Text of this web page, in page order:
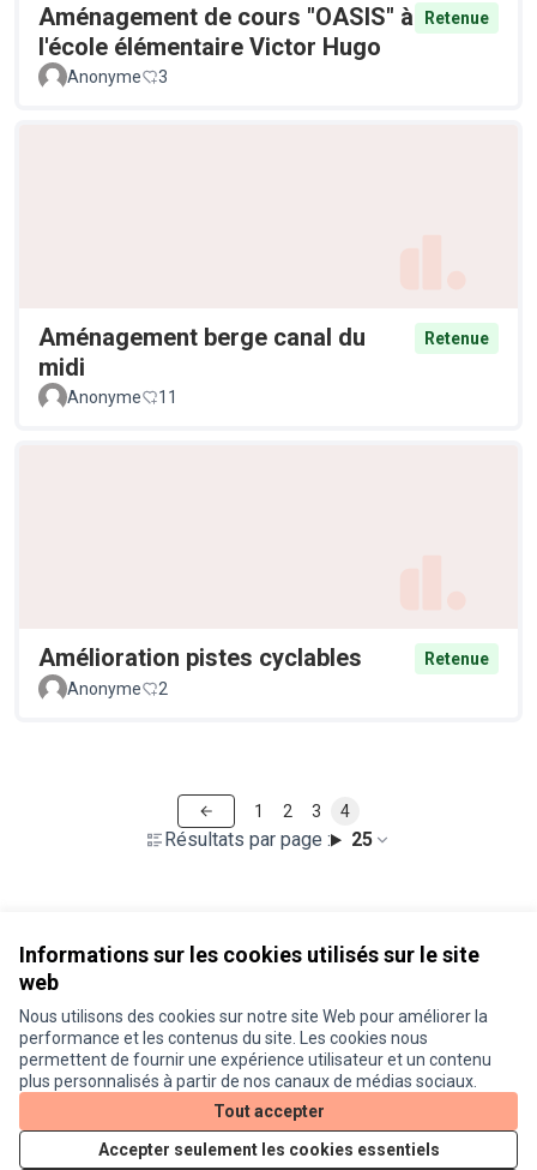
Informations sur les cookies utilisés sur le site
web
Nous utilisons des cookies sur notre site Web pour améliorer la
performance et les contenus du site. Les cookies nous
permettent de fournir une expérience utilisateur et un contenu
plus personnalisés à partir de nos canaux de médias sociaux.
Tout accepter
Accepter seulement les cookies essentiels
Aménagement de cours "OASIS" à
l'école élémentaire Victor Hugo
Retenue
Anonyme 3
Aménagement berge canal du
midi
Retenue
Anonyme 11
Amélioration pistes cyclables
Retenue
Anonyme
2
Résultats par page : 25
1 2 3 4
Conditions d'utilisation
Paramètres des cookies
Je participe ! sur X
(Lien externe)
Je participe ! sur Facebook
Je participe ! sur Instagram